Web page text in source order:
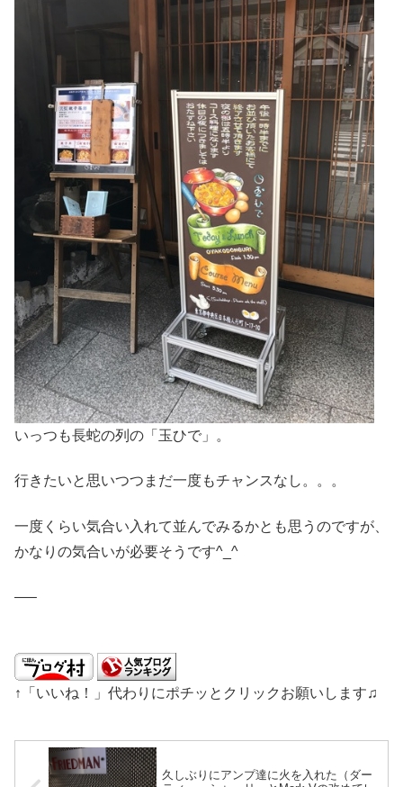
いっつも長蛇の列の「玉ひで」。
行きたいと思いつつまだ一度もチャンスなし。。。
一度くらい気合い入れて並んでみるかとも思うのですが、
かなりの気合いが必要そうです^_^
—–
↑「いいね！」代わりにポチッとクリックお願いします♫
久しぶりにアンプ達に火を入れた（ダー